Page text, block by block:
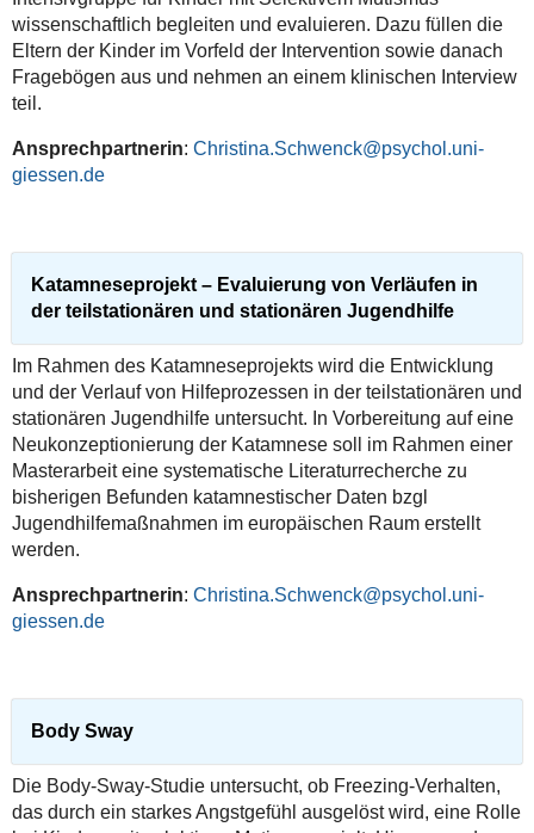
wissenschaftlich begleiten und evaluieren. Dazu füllen die
Eltern der Kinder im Vorfeld der Intervention sowie danach
Fragebögen aus und nehmen an einem klinischen Interview
teil.
Ansprechpartnerin: Christina.Schwenck@psychol.uni-
giessen.de
Katamneseprojekt – Evaluierung von Verläufen in
der teilstationären und stationären Jugendhilfe
Im Rahmen des Katamneseprojekts wird die Entwicklung
und der Verlauf von Hilfeprozessen in der teilstationären und
stationären Jugendhilfe untersucht. In Vorbereitung auf eine
Neukonzeptionierung der Katamnese soll im Rahmen einer
Masterarbeit eine systematische Literaturrecherche zu
bisherigen Befunden katamnestischer Daten bzgl
Jugendhilfemaßnahmen im europäischen Raum erstellt
werden.
Ansprechpartnerin: Christina.Schwenck@psychol.uni-
giessen.de
Body Sway
Die Body-Sway-Studie untersucht, ob Freezing-Verhalten,
das durch ein starkes Angstgefühl ausgelöst wird, eine Rolle